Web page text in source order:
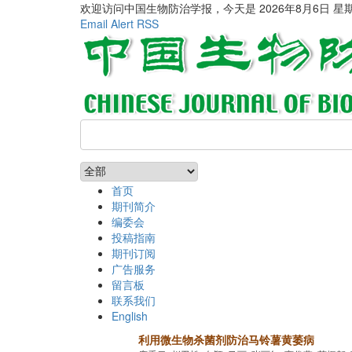
欢迎访问中国生物防治学报，今天是 2026年8月6日 星
Email Alert RSS
首页
期刊简介
编委会
投稿指南
期刊订阅
广告服务
留言板
联系我们
English
利用微生物杀菌剂防治马铃薯黄萎病